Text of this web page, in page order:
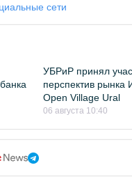
сети
УБРиР принял
перспектив
Open Village Ural
06 августа 10:40